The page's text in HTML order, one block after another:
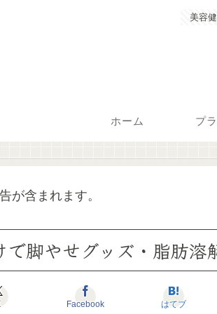
美容
ホーム プ
が含まれます。
脚やせグッズ・脂肪溶
Facebook はてブ